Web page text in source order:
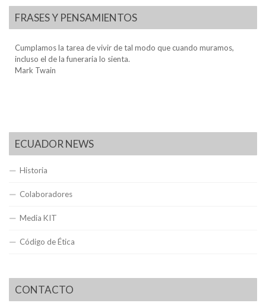
FRASES Y PENSAMIENTOS
Cumplamos la tarea de vivir de tal modo que cuando muramos,
incluso el de la funeraria lo sienta.
Mark Twain
ECUADOR NEWS
Historia
Colaboradores
Media KIT
Código de Ética
CONTACTO